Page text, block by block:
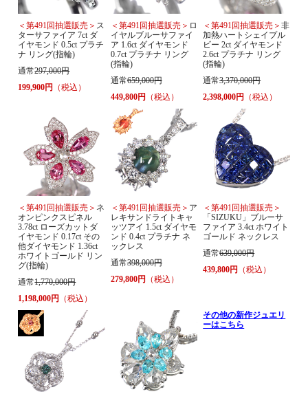
＜第491回抽選販売＞ ス
ターサファイア 7ct ダ
イヤモンド 0.5ct プラチ
ナ リング(指輪)
通常297,000円
199,900円
（税込）
＜第491回抽選販売＞ ロ
イヤルブルーサファイ
ア 1.6ct ダイヤモンド
0.7ct プラチナ リング
(指輪)
通常659,000円
449,800円
（税込）
＜第491回抽選販売＞非
加熱ハートシェイプル
ビー 2ct ダイヤモンド
2.6ct プラチナ リング
(指輪)
通常3,370,000円
2,398,000円
（税込）
＜第491回抽選販売＞ ネ
オンピンクスピネル
3.78ct ローズカットダ
イヤモンド 0.17ct その
他ダイヤモンド 1.36ct
ホワイトゴールド リン
グ(指輪)
通常1,770,000円
1,198,000円 （税込）
＜第491回抽選販売＞ ア
レキサンドライトキャ
ッツアイ 1.5ct ダイヤモ
ンド 0.4ct プラチナ ネ
ックレス
通常398,000円
279,800円 （税込）
＜第491回抽選販売＞
「SIZUKU」ブルーサ
ファイア 3.4ct ホワイト
ゴールド ネックレス
通常639,000円
439,800円 （税込）
その他の新作ジュエリ
ーはこちら